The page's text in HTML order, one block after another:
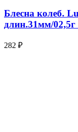
Блесна колеб.
длин.31мм/02,5г
282 ₽